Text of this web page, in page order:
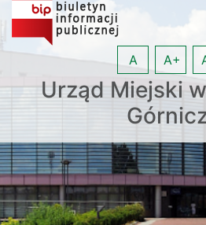
Urząd Miejski
A A+